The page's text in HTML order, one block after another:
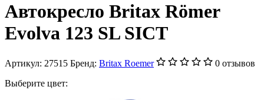
Автокресло Britax Römer
Evolva 123 SL SICT
Артикул: 27515 Бренд: Britax Roemer
0 отзывов
Выберите цвет: